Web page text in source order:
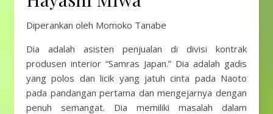
Diperankan oleh Momoko Tanabe
Dia adalah asisten penjualan di divisi kontrak
produsen interior “Samras Japan.” Dia adalah gadis
yang polos dan licik yang jatuh cinta pada Naoto
pada pandangan pertama dan mengejarnya dengan
penuh semangat. Dia memiliki masalah dalam